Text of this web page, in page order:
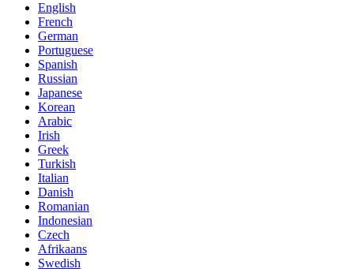
English
French
German
Portuguese
Spanish
Russian
Japanese
Korean
Arabic
Irish
Greek
Turkish
Italian
Danish
Romanian
Indonesian
Czech
Afrikaans
Swedish